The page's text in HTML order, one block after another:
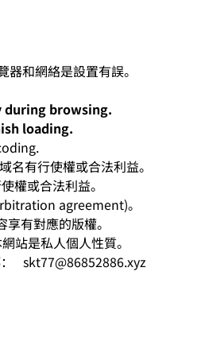
during browsing.
loading.
有行使權或合法利益。
權或合法利益。
agreement)。
有對應的版權。
站是私人個人性質。
skt77@86852886.xyz